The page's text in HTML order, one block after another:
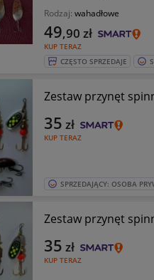
Rodzaj: wahadłowe
KUP TERAZ
49,90 zł
CZĘSTO SPRZEDAJE
Zestaw przynęt
KUP TERAZ
35 zł
SPRZEDAJĄCY: OSOBA
Zestaw przynęt
KUP TERAZ
35 zł